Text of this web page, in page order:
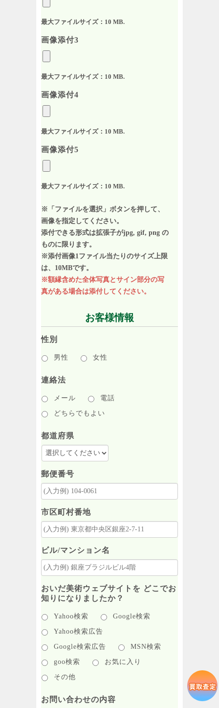
最大ファイルサイズ：10 MB.
画像添付3
最大ファイルサイズ：10 MB.
画像添付4
最大ファイルサイズ：10 MB.
画像添付5
最大ファイルサイズ：10 MB.
※「ファイルを選択」ボタンを押して、
画像を指定してください。
添付できる形式は拡張子がjpg, gif, png の
ものに限ります。
※添付画像1ファイル当たりのサイズ上限
は、10MBです。
※額縁含めた全体写真とサイン部分の写
真がある場合は添付してください。
お客様情報
性別
男性 女性
連絡法
メール 電話
どちらでもよい
都道府県
郵便番号
市区町村番地
ビル/マンション名
おいだ美術ウェブサイトを どこでお
知りになりましたか？
Yahoo検索 Google検索
Yahoo検索広告
Google検索広告 MSN検索
goo検索 お気に入り
その他
お問い合わせの内容